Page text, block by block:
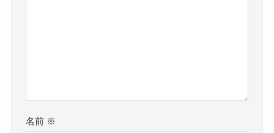
名前 ※